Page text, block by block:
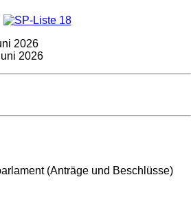
2026
2026
(Anträge und Beschlüsse)